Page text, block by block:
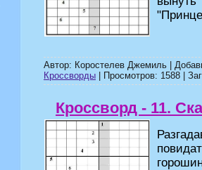
Автор: Коростелев Джемиль |
Кроссворды | Просмотров: 1588 |
Кроссворд - 11.